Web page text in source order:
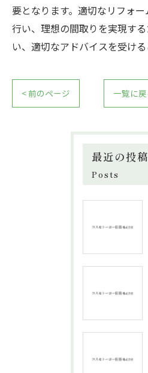
要となります。適切なリフォ
行い、理想の間取りを実現す
い、適切なアドバイスを受ける
< 前のページ 一覧に戻
最近の投稿
Posts